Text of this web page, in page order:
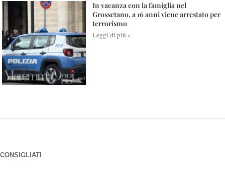
In vacanza con la famiglia nel
Grossetano, a 16 anni viene arrestato per
terrorismo
Leggi di più »
CONSIGLIATI